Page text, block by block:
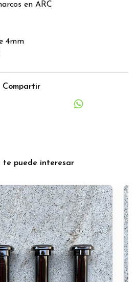
en ARC
4mm
Compartir
te puede interesar